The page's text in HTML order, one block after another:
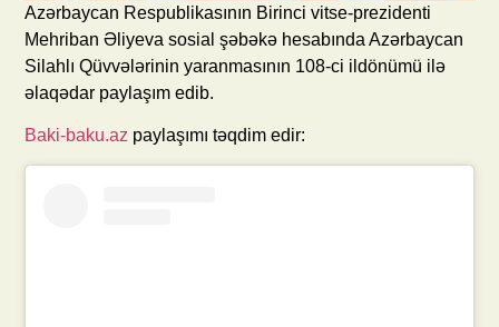
Azərbaycan Respublikasının Birinci vitse-prezidenti
Mehriban Əliyeva sosial şəbəkə hesabında Azərbaycan
Silahlı Qüvvələrinin yaranmasının 108-ci ildönümü ilə
əlaqədar paylaşım edib.
Baki-baku.az paylaşımı təqdim edir: